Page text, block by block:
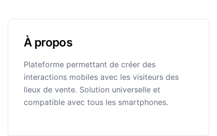
À propos
Plateforme permettant de créer des
interactions mobiles avec les visiteurs des
lieux de vente. Solution universelle et
compatible avec tous les smartphones.